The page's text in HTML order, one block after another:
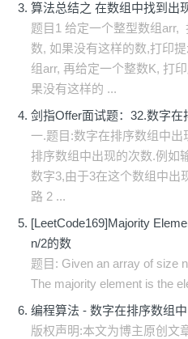
算法总结之 在数组中找到出
题目1 给定一个整型数组arr,
数, 如果没有这样的数,打印
组arr, 再给定一个整数K, 打
果没有这样的 ...
剑指Offer面试题：32.数字
一.题目:数字在排序数组中
排序数组中出现的次数.例如
数字3,由于3在这个数组中出
路 2 ...
[LeetCode169]Majority
n/2的数
题目: Given an array of size
The majority element is the
编程算法 - 数字在排序数组
版权声明:本文为博主原创文